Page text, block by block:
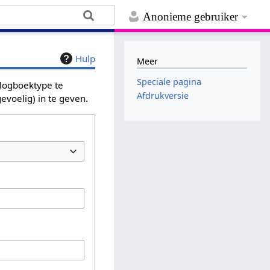
Anonieme gebruiker
Hulp
te
in te geven.
Meer
Speciale pagina
Afdrukversie